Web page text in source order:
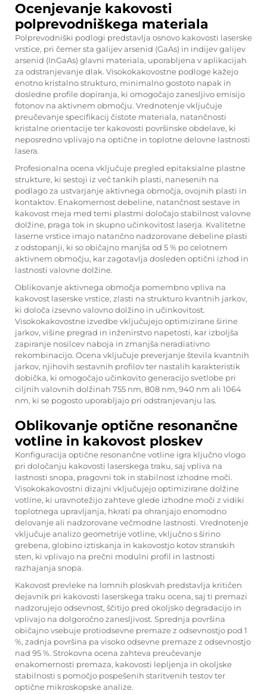
Ocenjevanje kakovosti
polprevodniškega materiala
Polprevodniški podlogi predstavlja osnovo kakovosti laserske
vrstice, pri čemer sta galijev arsenid (GaAs) in indijev galijev
arsenid (InGaAs) glavni materiala, uporabljena v aplikacijah
za odstranjevanje dlak. Visokokakovostne podloge kažejo
enotno kristalno strukturo, minimalno gostoto napak in
dosledne profile dopiranja, ki omogočajo zanesljivo emisijo
fotonov na aktivnem območju. Vrednotenje vključuje
preučevanje specifikacij čistote materiala, natančnosti
kristalne orientacije ter kakovosti površinske obdelave, ki
neposredno vplivajo na optične in toplotne delovne lastnosti
lasera.
Profesionalna ocena vključuje pregled epitaksialne plastne
strukture, ki sestoji iz več tankih plasti, nanesenih na
podlago za ustvarjanje aktivnega območja, ovojnih plasti in
kontaktov. Enakomernost debeline, natančnost sestave in
kakovost meja med temi plastmi določajo stabilnost valovne
dolžine, praga tok in skupno učinkovitost laserja. Kvalitetne
laserne vrstice imajo natančno nadzorovane debeline plasti
z odstopanji, ki so običajno manjša od 5 % po celotnem
aktivnem območju, kar zagotavlja dosleden optični izhod in
lastnosti valovne dolžine.
Oblikovanje aktivnega območja pomembno vpliva na
kakovost laserske vrstice, zlasti na strukturo kvantnih jarkov,
ki določa izsevno valovno dolžino in učinkovitost.
Visokokakovostne izvedbe vključujejo optimizirane širine
jarkov, višine pregrad in inženirstvo napetosti, kar izboljša
zapiranje nosilcev naboja in zmanjša neradiativno
rekombinacijo. Ocena vključuje preverjanje števila kvantnih
jarkov, njihovih sestavnih profilov ter nastalih karakteristik
dobička, ki omogočajo učinkovito generacijo svetlobe pri
ciljnih valovnih dolžinah 755 nm, 808 nm, 940 nm ali 1064
nm, ki se pogosto uporabljajo pri odstranjevanju las.
Oblikovanje optične resonančne
votline in kakovost ploskev
Konfiguracija optične resonančne votline igra ključno vlogo
pri določanju kakovosti laserskega traku, saj vpliva na
lastnosti snopa, pragovni tok in stabilnost izhodne moči.
Visokokakovostni dizajni vključujejo optimizirane dolžine
votline, ki uravnotežijo zahteve glede izhodne moči z vidiki
toplotnega upravljanja, hkrati pa ohranjajo enomodno
delovanje ali nadzorovane večmodne lastnosti. Vrednotenje
vključuje analizo geometrije votline, vključno s širino
grebena, globino iztiskanja in kakovostjo kotov stranskih
sten, ki vplivajo na prečni modulni profil in lastnosti
razhajanja snopa.
Kakovost prevleke na lomnih ploskvah predstavlja kritičen
dejavnik pri kakovosti laserskega traku ocena, saj ti premazi
nadzorujejo odsevnost, ščitijo pred okoljsko degradacijo in
vplivajo na dolgoročno zanesljivost. Sprednja površina
običajno vsebuje protiodsevne premaze z odsevnostjo pod 1
%, zadnja površina pa visoko odsevne premaze z odsevnostjo
nad 95 %. Strokovna ocena zahteva preučevanje
enakomernosti premaza, kakovosti lepljenja in okoljske
stabilnosti s pomočjo pospešenih staritvenih testov ter
optične mikroskopske analize.